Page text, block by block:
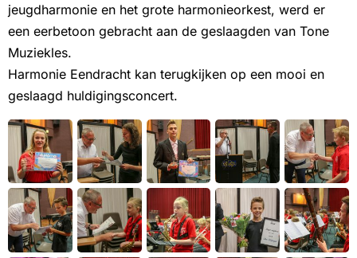
jeugdharmonie en het grote harmonieorkest, werd er
een eerbetoon gebracht aan de geslaagden van Tone
Muziekles.
Harmonie Eendracht kan terugkijken op een mooi en
geslaagd huldigingsconcert.